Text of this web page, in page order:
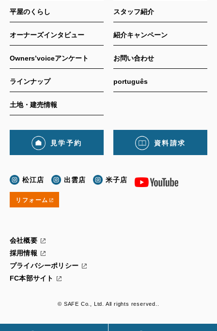
平屋のくらし
オーナーズインタビュー
Owners’voiceアンケート
ラインナップ
土地・建売情報
スタッフ紹介
紹介キャンペーン
お問い合わせ
português
見学予約 資料請求
松江店 出雲店 米子店
リフォーム
会社概要
採用情報
プライバシーポリシー
FC本部サイト
© SAFE Co., Ltd. All rights reserved..